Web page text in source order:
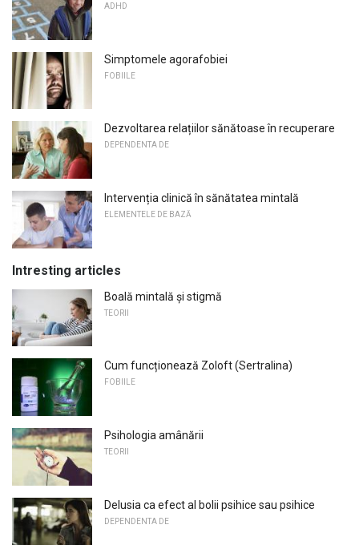
ADHD
Simptomele agorafobiei
FOBIILE
Dezvoltarea relațiilor sănătoase în recuperare
DEPENDENTA DE
Intervenția clinică în sănătatea mintală
ELEMENTELE DE BAZĂ
Intresting articles
Boală mintală și stigmă
TEORII
Cum funcționează Zoloft (Sertralina)
FOBIILE
Psihologia amânării
TEORII
Delusia ca efect al bolii psihice sau psihice
DEPENDENTA DE